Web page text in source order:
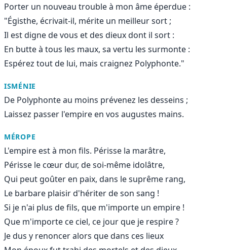
Porter un nouveau trouble à mon âme éperdue :
"Égisthe, écrivait-il, mérite un meilleur sort ;
Il est digne de vous et des dieux dont il sort :
En butte à tous les maux, sa vertu les surmonte :
Espérez tout de lui, mais craignez Polyphonte."
ISMÉNIE
De Polyphonte au moins prévenez les desseins ;
Laissez passer l'empire en vos augustes mains.
MÉROPE
L'empire est à mon fils. Périsse la marâtre,
Périsse le cœur dur, de soi-même idolâtre,
Qui peut goûter en paix, dans le suprême rang,
Le barbare plaisir d'hériter de son sang !
Si je n'ai plus de fils, que m'importe un empire !
Que m'importe ce ciel, ce jour que je respire ?
Je dus y renoncer alors que dans ces lieux